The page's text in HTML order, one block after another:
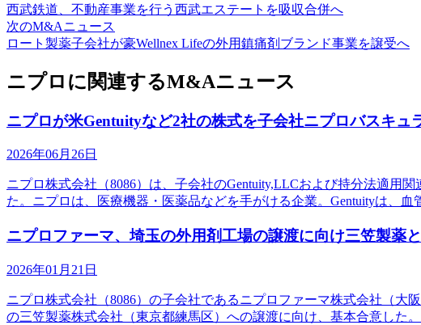
西武鉄道、不動産事業を行う西武エステートを吸収合併へ
次のM&Aニュース
ロート製薬子会社が豪Wellnex Lifeの外用鎮痛剤ブランド事業を譲受へ
ニプロに関連するM&Aニュース
ニプロが米Gentuityなど2社の株式を子会社ニプロバスキュ
2026年06月26日
ニプロ株式会社（8086）は、子会社のGentuity,LLCおよび持分法適用
た。ニプロは、医療機器・医薬品などを手がける企業。Gentuityは、
ニプロファーマ、埼玉の外用剤工場の譲渡に向け三笠製薬
2026年01月21日
ニプロ株式会社（8086）の子会社であるニプロファーマ株式会社（大
の三笠製薬株式会社（東京都練馬区）への譲渡に向け、基本合意した